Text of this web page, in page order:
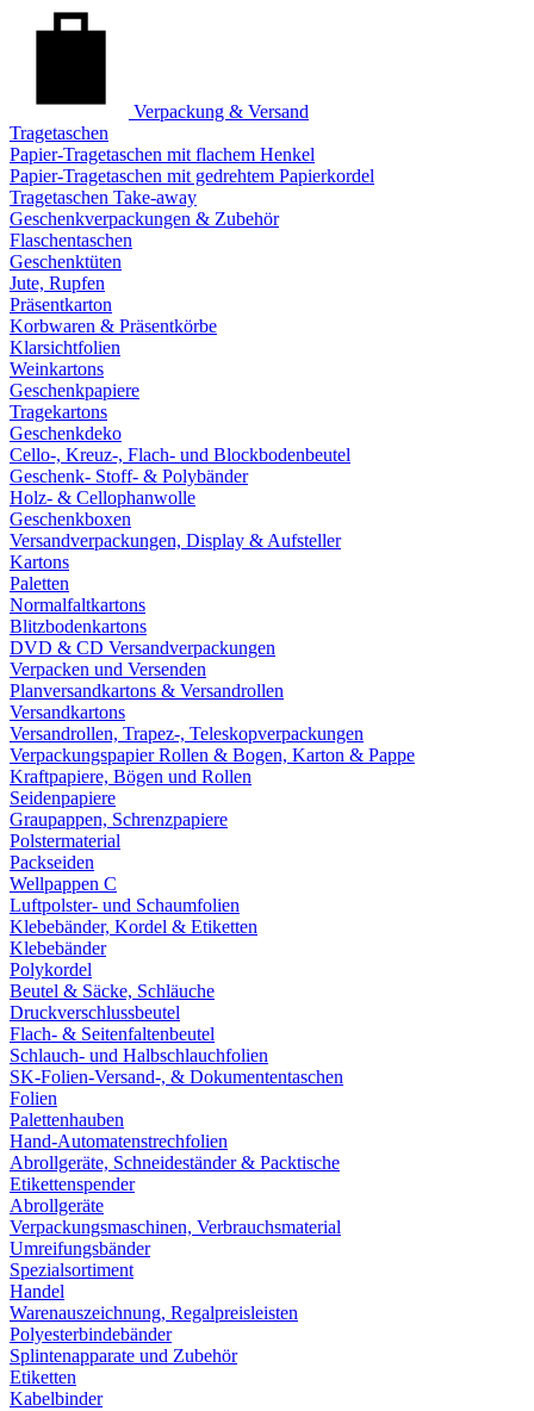
Verpackung & Versand
Tragetaschen
Papier-Tragetaschen mit flachem Henkel
Papier-Tragetaschen mit gedrehtem Papierkordel
Tragetaschen Take-away
Geschenkverpackungen & Zubehör
Flaschentaschen
Geschenktüten
Jute, Rupfen
Präsentkarton
Korbwaren & Präsentkörbe
Klarsichtfolien
Weinkartons
Geschenkpapiere
Tragekartons
Geschenkdeko
Cello-, Kreuz-, Flach- und Blockbodenbeutel
Geschenk- Stoff- & Polybänder
Holz- & Cellophanwolle
Geschenkboxen
Versandverpackungen, Display & Aufsteller
Kartons
Paletten
Normalfaltkartons
Blitzbodenkartons
DVD & CD Versandverpackungen
Verpacken und Versenden
Planversandkartons & Versandrollen
Versandkartons
Versandrollen, Trapez-, Teleskopverpackungen
Verpackungspapier Rollen & Bogen, Karton & Pappe
Kraftpapiere, Bögen und Rollen
Seidenpapiere
Graupappen, Schrenzpapiere
Polstermaterial
Packseiden
Wellpappen C
Luftpolster- und Schaumfolien
Klebebänder, Kordel & Etiketten
Klebebänder
Polykordel
Beutel & Säcke, Schläuche
Druckverschlussbeutel
Flach- & Seitenfaltenbeutel
Schlauch- und Halbschlauchfolien
SK-Folien-Versand-, & Dokumententaschen
Folien
Palettenhauben
Hand-Automatenstrechfolien
Abrollgeräte, Schneideständer & Packtische
Etikettenspender
Abrollgeräte
Verpackungsmaschinen, Verbrauchsmaterial
Umreifungsbänder
Spezialsortiment
Handel
Warenauszeichnung, Regalpreisleisten
Polyesterbindebänder
Splintenapparate und Zubehör
Etiketten
Kabelbinder